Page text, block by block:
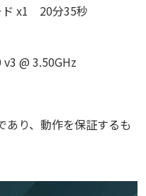
ド x1 20分35秒
@ 3.50GHz
あり、動作を保証するも